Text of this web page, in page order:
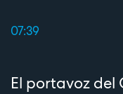
07:39
El portavoz del